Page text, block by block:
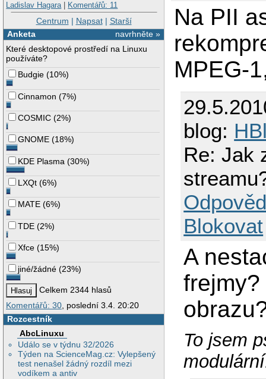
Ladislav Hagara| Komentářů: 11
Centrum | Napsat| Starší
navrhněte »
Anketa
Které desktopové prostředí na Linuxu
používáte?
Budgie (10%)
Cinnamon (7%)
COSMIC (2%)
GNOME (18%)
KDE Plasma (30%)
LXQt (6%)
MATE (6%)
TDE (2%)
Xfce (15%)
jiné/žádné (23%)
Celkem 2344 hlasů
Komentářů: 30 , poslední 3.4. 20:20
Rozcestník
AbcLinuxu
Událo se v týdnu 32/2026
Týden na ScienceMag.cz: Vylepšený
test nenašel žádný rozdíl mezi
vodíkem a antiv
Na PII
MPEG-
blog:
Re: Jak
Blokovat
A
To jsem